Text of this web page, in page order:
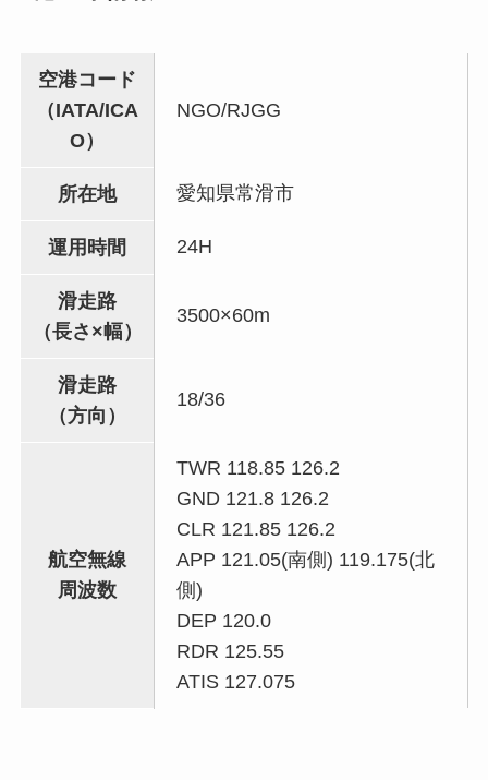
空港コード
（IATA/ICA
O）
NGO/RJGG
所在地 愛知県常滑市
運用時間 24H
滑走路
（長さ×幅）
3500×60m
滑走路
（方向）
18/36
航空無線
周波数
TWR 118.85 126.2
GND 121.8 126.2
CLR 121.85 126.2
APP 121.05(南側) 119.175(北
側)
DEP 120.0
RDR 125.55
ATIS 127.075